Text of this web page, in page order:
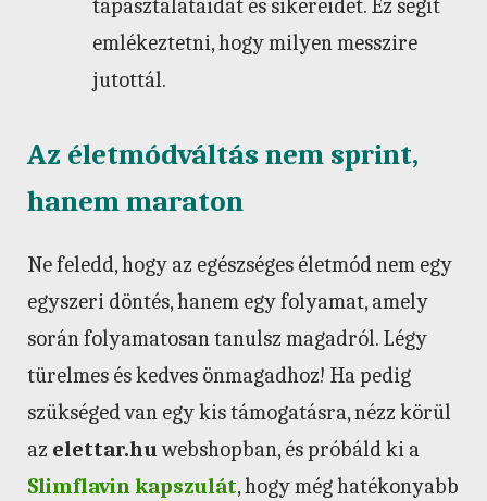
tapasztalataidat és sikereidet. Ez segít
emlékeztetni, hogy milyen messzire
jutottál.
Az életmódváltás nem sprint,
hanem maraton
Ne feledd, hogy az egészséges életmód nem egy
egyszeri döntés, hanem egy folyamat, amely
során folyamatosan tanulsz magadról. Légy
türelmes és kedves önmagadhoz! Ha pedig
szükséged van egy kis támogatásra, nézz körül
az elettar.huwebshopban, és próbáld ki a
Slimflavin kapszulát, hogy még hatékonyabb